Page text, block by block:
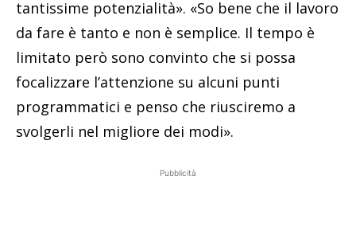
tantissime potenzialità». «So bene che il lavoro
da fare è tanto e non è semplice. Il tempo è
limitato però sono convinto che si possa
focalizzare l’attenzione su alcuni punti
programmatici e penso che riusciremo a
svolgerli nel migliore dei modi».
Pubblicità